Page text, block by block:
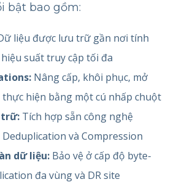
bật bao gồm:
liệu được lưu trữ gần nơi tính
suất truy cập tối đa
Nâng cấp, khôi phục, mở
hiện bằng một cú nhấp chuột
trữ: Tích hợp sẵn công nghệ
và Compression
dữ liệu: Bảo vệ ở cấp độ byte-
đa vùng và DR site